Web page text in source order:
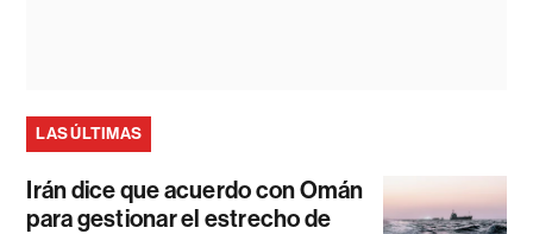
LAS ÚLTIMAS
Irán dice que acuerdo con Omán
para gestionar el estrecho de